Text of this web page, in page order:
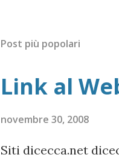
Post più popolari
Link al
novembre 30, 2008
Siti dicecca.net